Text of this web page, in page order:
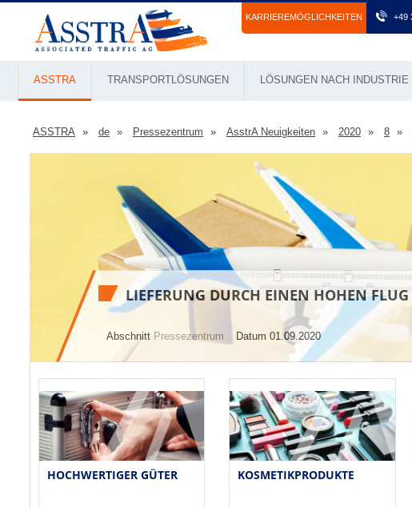
KARRIEREMÖGLICHKEITEN +49
ASSTRA TRANSPORTLÖSUNGEN LÖSUNGEN NACH INDUSTRIE
ASSTRA de Pressezentrum AsstrA Neuigkeiten 2020 8
LIEFERUNG DURCH EINEN HOHEN FLUG
Abschnitt Pressezentrum Datum 01.09.2020
HOCHWERTIGER GÜTER KOSMETIKPRODUKTE